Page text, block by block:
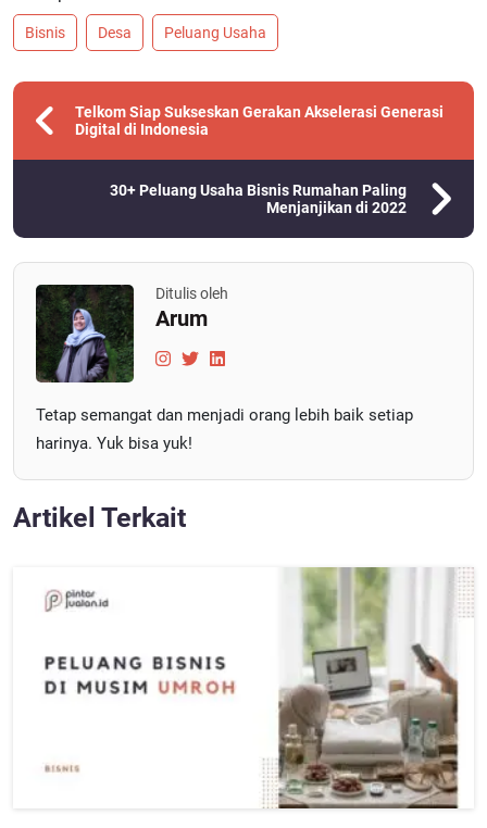
Bisnis Desa Peluang Usaha
Telkom Siap Sukseskan Gerakan Akselerasi Generasi
Digital di Indonesia
30+ Peluang Usaha Bisnis Rumahan Paling
Menjanjikan di 2022
Ditulis oleh
Arum
Tetap semangat dan menjadi orang lebih baik setiap
harinya. Yuk bisa yuk!
Artikel Terkait